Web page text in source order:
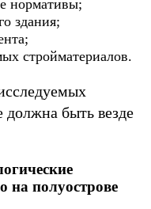
нормативы;
здания;
стройматериалов.
должна быть везде
на полуострове